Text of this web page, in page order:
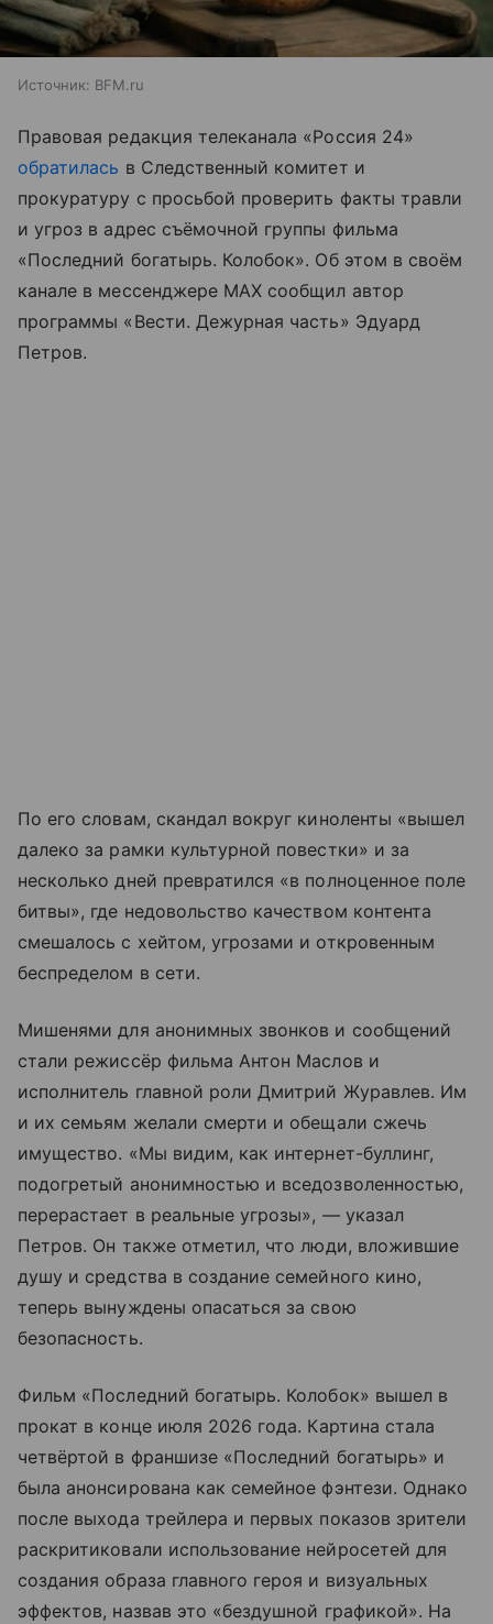
Источник: BFM.ru
Правовая редакция телеканала «Россия 24»
обратилась в Следственный комитет и
прокуратуру с просьбой проверить факты травли
и угроз в адрес съёмочной группы фильма
«Последний богатырь. Колобок». Об этом в своём
канале в мессенджере MAX сообщил автор
программы «Вести. Дежурная часть» Эдуард
Петров.
По его словам, скандал вокруг киноленты «вышел
далеко за рамки культурной повестки» и за
несколько дней превратился «в полноценное поле
битвы», где недовольство качеством контента
смешалось с хейтом, угрозами и откровенным
беспределом в сети.
Мишенями для анонимных звонков и сообщений
стали режиссёр фильма Антон Маслов и
исполнитель главной роли Дмитрий Журавлев. Им
и их семьям желали смерти и обещали сжечь
имущество. «Мы видим, как интернет-буллинг,
подогретый анонимностью и вседозволенностью,
перерастает в реальные угрозы», — указал
Петров. Он также отметил, что люди, вложившие
душу и средства в создание семейного кино,
теперь вынуждены опасаться за свою
безопасность.
Фильм «Последний богатырь. Колобок» вышел в
прокат в конце июля 2026 года. Картина стала
четвёртой в франшизе «Последний богатырь» и
была анонсирована как семейное фэнтези. Однако
после выхода трейлера и первых показов зрители
раскритиковали использование нейросетей для
создания образа главного героя и визуальных
эффектов, назвав это «бездушной графикой». На